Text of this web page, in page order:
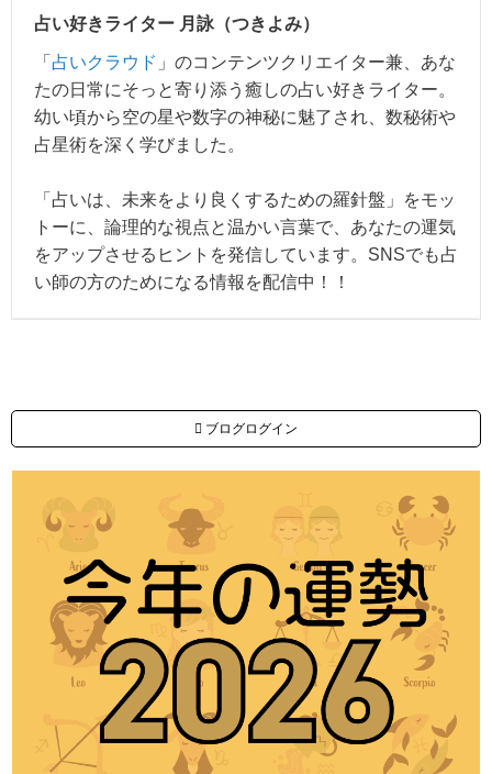
占い好きライター 月詠（つきよみ）
「 占いクラウド 」のコンテンツクリエイター兼、あな
たの日常にそっと寄り添う癒しの占い好きライター。
幼い頃から空の星や数字の神秘に魅了され、数秘術や
占星術を深く学びました。
「占いは、未来をより良くするための羅針盤」をモッ
トーに、論理的な視点と温かい言葉で、あなたの運気
をアップさせるヒントを発信しています。SNSでも占
い師の方のためになる情報を配信中！！
ブログログイン